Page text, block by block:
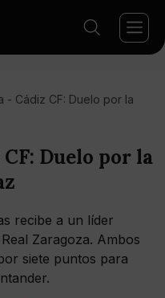
- Cádiz CF: Duelo por la
Duelo por la
recibe a un líder
Zaragoza. Ambos
siete puntos para